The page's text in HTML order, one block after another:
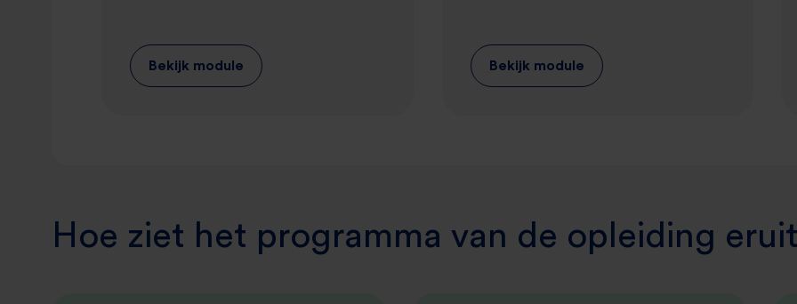
Bekijk module Bekijk module
Hoe ziet het programma van de opleiding